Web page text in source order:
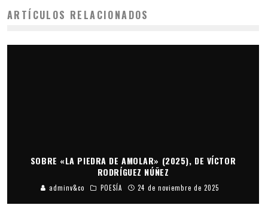
ARTÍCULOS RELACIONADOS
SOBRE «LA PIEDRA DE AMOLAR» (2025), DE VÍCTOR
RODRÍGUEZ NÚÑEZ
adminv&co POESÍA 24 de noviembre de 2025